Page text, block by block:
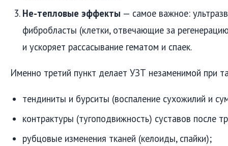
Не-тепловые эффекты — самое важное:
фибробласты (клетки, отвечающие за
и ускоряет рассасывание гематом и спаек.
Именно третий пункт делает УЗТ незаменимой при
тендиниты и бурситы (воспаление сухожилий и
контрактуры (тугоподвижность) суставов после
рубцовые изменения тканей (келоиды, спайки);